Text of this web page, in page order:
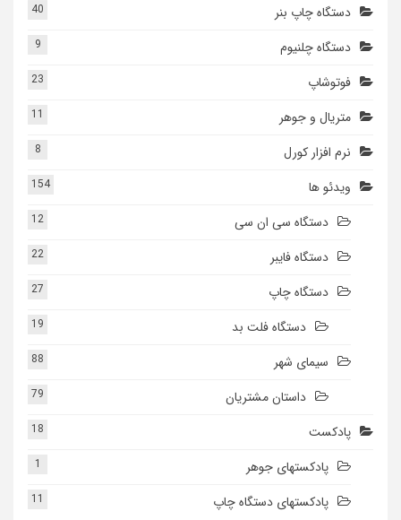
دستگاه چاپ بنر 40
دستگاه چلنیوم 9
فوتوشاپ 23
متریال و جوهر 11
نرم افزار کورل 8
ویدئو ها 154
دستگاه سی ان سی 12
دستگاه فایبر 22
دستگاه چاپ 27
دستگاه فلت بد 19
سیمای شهر 88
داستان مشتریان 79
پادکست 18
پادکستهای جوهر 1
پادکستهای دستگاه چاپ 11